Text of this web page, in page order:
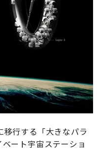
行する「大きなパラ
ート宇宙ステーショ